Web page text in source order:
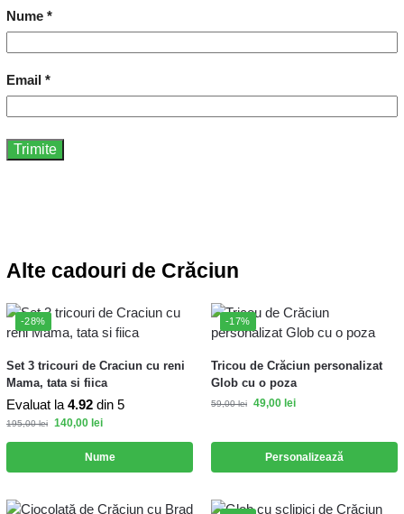
Nume *
Email *
Alte cadouri de Crăciun
-28%
Set 3 tricouri de Craciun cu reni
Mama, tata si fiica
Evaluat la 4.92 din 5
195,00lei 140,00 lei
Nume
-17%
Tricou de Crăciun personalizat
Glob cu o poza
59,00lei 49,00 lei
Personalizează